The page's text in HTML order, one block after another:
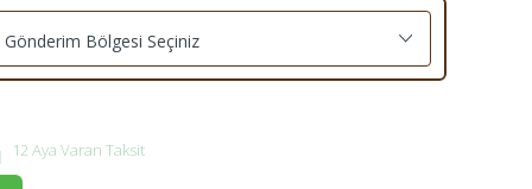
Gönderim Bölgesi Seçiniz
12 Aya Varan Taksit